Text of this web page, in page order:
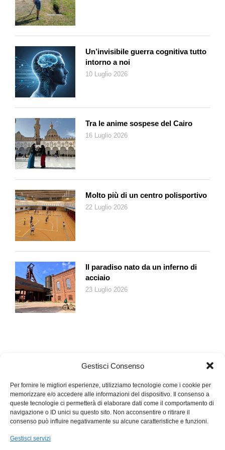
Gestisci Consenso
Per fornire le migliori esperienze, utilizziamo tecnologie come i cookie per
memorizzare e/o accedere alle informazioni del dispositivo. Il consenso a
queste tecnologie ci permetterà di elaborare dati come il comportamento di
navigazione o ID unici su questo sito. Non acconsentire o ritirare il
consenso può influire negativamente su alcune caratteristiche e funzioni.
Gestisci servizi
impostore». Per Musk sospendere X è negare la libertà di
espressione. Ma ora Musk sta silenziosamente dando
disposizioni alla sua azienda di adeguarsi a quanto disposto
dal giudice Moraes.
Lo scontro con Musk è quasi quotidiano sui i tg in Brasile ed è
raccontato con l’enfasi della telenovela politica. Determinante è
stata la presa di posizione contro Musk dal presidente della
riferimento della sinistra latinoamericana. Ma un grande ruolo
lo gioca anche il fatto che in Brasile i giudici del Tribunale
supremo sono estremamente popolari: sono solo 11, ma
hanno un enorme potere e il grande pubblico ha imparato a
conoscerli durante le vicissitudini politiche della Tangentopoli
brasiliana, una gigantesca inchiesta giudiziaria che ha
terremotato la politica e il sistema imprenditoriale arrivando più
volte a sfiorare Lula. Fino a travolgerlo nella campagna
elettorale del 2018 da cui fu estromesso alla vigilia del primo
turno di elezioni poi vinte dall’estremista di destra Jair
Bolsonaro, i cui messaggi vengono costantemente amplificati
dalla rete di Musk.
Le facce degli 11 magistrati del Tribunale supremo sono
familiari al grande pubblico e le loro requisitorie, trasmesse in
tv, fanno parte dell’informazione politica in Brasile. Il fatto che
Musk abbia personalizzato lo scontro presentandolo come un
frase: «La magistratura brasiliana ha probabilmente inviato un
l’ideologia di ultra destra per la semplice ragione che lui è
ricco».
L’assalto al Parlamento
Dopo la sospensione di X, il giudice Moraes prima ha disposto
Un’invisibile guerra cognitiva tutto
intorno a noi
10 Luglio 2026
Tra le anime sospese del Cairo
16 Luglio 2026
Molto più di un centro polisportivo
22 Luglio 2026
Il paradiso nato da un inferno di
acciaio
23 Luglio 2026